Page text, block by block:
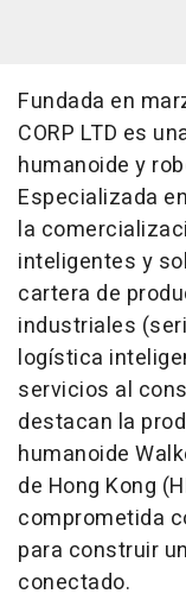
Fundada en
CORP LTD es
humanoide y
Especializada
la
inteligentes y
cartera de
industriales
logística
servicios al
destacan la
humanoide
de Hong Kong
comprometida
para construir
conectado.